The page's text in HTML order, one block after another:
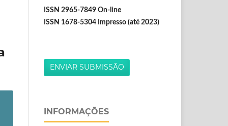
ISSN 2965-7849 On-line
ISSN 1678-5304 Impresso (até 2023)
ENVIAR SUBMISSÃO
INFORMAÇÕES